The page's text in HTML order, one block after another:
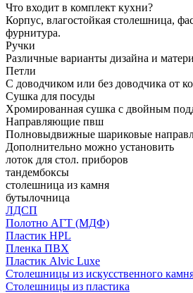
Что входит в комплект кухни?
Корпус, влагостойкая столешница,
фурнитура.
Ручки
Различные варианты дизайна и
Петли
С доводчиком или без доводчика от
Сушка для посуды
Хромированная сушка с двойным
Направляющие пвш
Полновыдвижные шариковые
Дополнительно можно установить
лоток для стол. приборов
тандембоксы
столешница из камня
бутылочница
ЛДСП
Полотно АГТ (МДФ)
Пластик HPL
Пленка ПВХ
Пластик Alvic Luxe
Столешницы из искусственного
Столешницы из пластика